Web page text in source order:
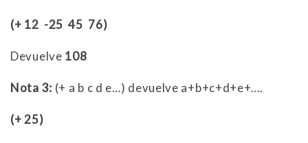
(+ 12 -25 45 76)
Devuelve 108
Nota 3: (+ a b c d e…) devuelve a+b+c+d+e+….
(+ 25)